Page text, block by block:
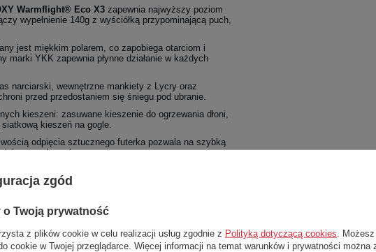
Warmflight® Eco X3 zapewnia najwyższy poziom
wypełnienie 140g z wyściółką przypominającą puch,
jest miękkim polarem, co zapobiega otarciom i
marki YKK zapewnia płynne działanie w każdych
narciarski, wewnętrzne mankiety z Lycry oraz
przed przedostaniem się śniegu pod ubranie.
kieszeni: zasuwane kieszenie do ogrzewania dłoni,
kieszeń na gogle.
odpięcia sztucznego futerka pozwala na szybką
pogodowych.
dziecko jest przygotowane na każde zimowe
zgód
o Twoją prywatność
z plików cookie w celu realizacji usług zgodnie z Polityką dotyczącą cookies .
cookie w Twojej przeglądarce. Więcej informacji na temat warunków i prywatności można